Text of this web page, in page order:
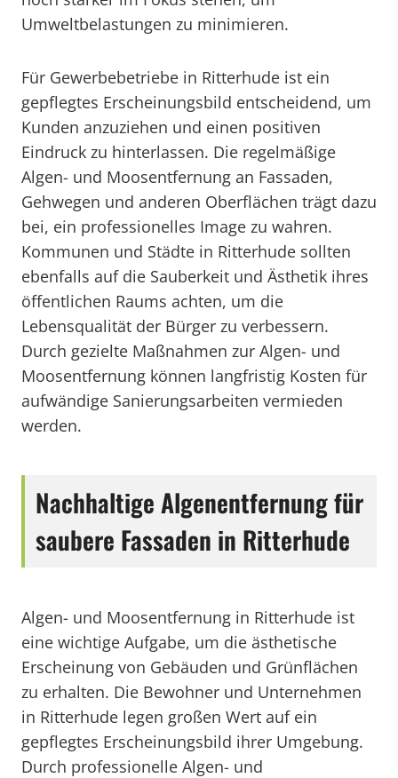
Umweltbelastungen zu minimieren.
Für Gewerbebetriebe in Ritterhude ist ein
gepflegtes Erscheinungsbild entscheidend, um
Kunden anzuziehen und einen positiven
Eindruck zu hinterlassen. Die regelmäßige
Algen- und Moosentfernung an Fassaden,
Gehwegen und anderen Oberflächen trägt dazu
bei, ein professionelles Image zu wahren.
Kommunen und Städte in Ritterhude sollten
ebenfalls auf die Sauberkeit und Ästhetik ihres
öffentlichen Raums achten, um die
Lebensqualität der Bürger zu verbessern.
Durch gezielte Maßnahmen zur Algen- und
Moosentfernung können langfristig Kosten für
aufwändige Sanierungsarbeiten vermieden
werden.
Nachhaltige Algenentfernung für
saubere Fassaden in Ritterhude
Algen- und Moosentfernung in Ritterhude ist
eine wichtige Aufgabe, um die ästhetische
Erscheinung von Gebäuden und Grünflächen
zu erhalten. Die Bewohner und Unternehmen
in Ritterhude legen großen Wert auf ein
gepflegtes Erscheinungsbild ihrer Umgebung.
Durch professionelle Algen- und